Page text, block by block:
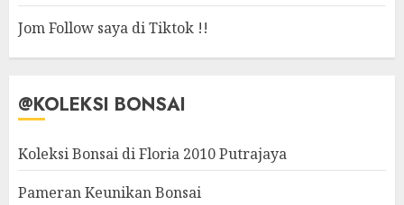
Jom Follow saya di Tiktok !!
@KOLEKSI BONSAI
Koleksi Bonsai di Floria 2010 Putrajaya
Pameran Keunikan Bonsai